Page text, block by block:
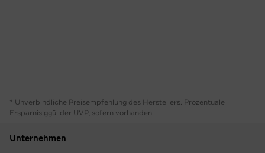
* Unverbindliche Preisempfehlung des Herstellers. Prozentuale
Ersparnis ggü. der UVP, sofern vorhanden
Unternehmen